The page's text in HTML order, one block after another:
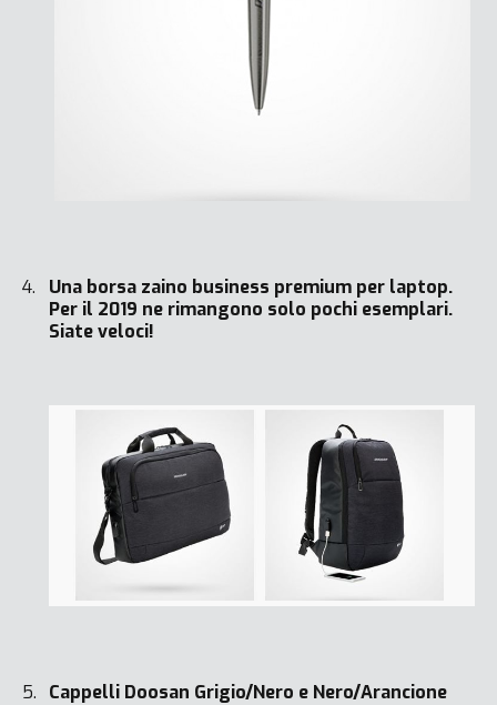
Una borsa zaino business premium per laptop.
Per il 2019 ne rimangono solo pochi esemplari.
Siate veloci!
Cappelli Doosan Grigio/Nero e Nero/Arancione